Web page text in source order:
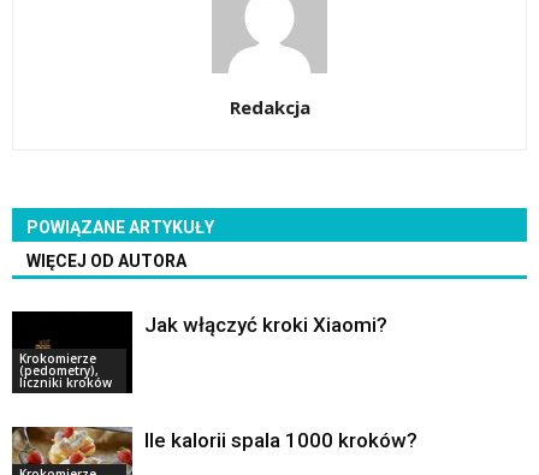
Redakcja
POWIĄZANE ARTYKUŁY
WIĘCEJ OD AUTORA
Krokomierze
(pedometry),
liczniki kroków
Jak włączyć kroki Xiaomi?
Ile kalorii spala 1000 kroków?